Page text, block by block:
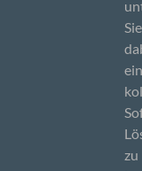
Sie
zu